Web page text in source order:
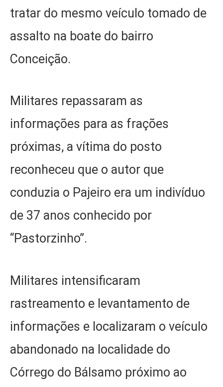
tratar do mesmo veículo tomado de
assalto na boate do bairro
Conceição.
Militares repassaram as
informações para as frações
próximas, a vítima do posto
reconheceu que o autor que
conduzia o Pajeiro era um indivíduo
de 37 anos conhecido por
“Pastorzinho”.
Militares intensificaram
rastreamento e levantamento de
informações e localizaram o veículo
abandonado na localidade do
Córrego do Bálsamo próximo ao